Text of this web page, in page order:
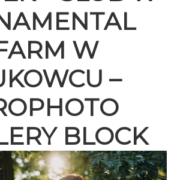
W
–
BLOCK